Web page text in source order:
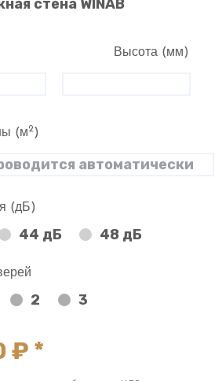
стена WINAB
Высота (мм)
(м2)
(дБ)
44 дБ 48 дБ
2 3
₽ *